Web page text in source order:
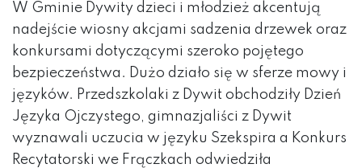
W Gminie Dywity dzieci i młodzież akcentują
nadejście wiosny akcjami sadzenia drzewek oraz
konkursami dotyczącymi szeroko pojętego
bezpieczeństwa. Dużo działo się w sferze mowy i
języków. Przedszkolaki z Dywit obchodziły Dzień
Języka Ojczystego, gimnazjaliści z Dywit
wyznawali uczucia w języku Szekspira a Konkurs
Recytatorski we Frączkach odwiedziła